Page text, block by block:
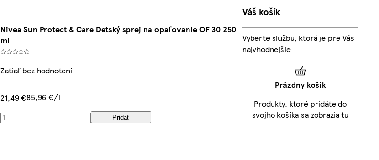
Nivea Sun Protect & Care Detský sprej na opaľovanie OF 30 250
ml
Zatiaľ bez hodnotení
21,49 €85,96 €/l
Pridať
Váš košík
Vyberte službu, ktorá je pre Vás
najvhodnejšie
Prázdny košík
Produkty, ktoré pridáte do
svojho košíka sa zobrazia tu